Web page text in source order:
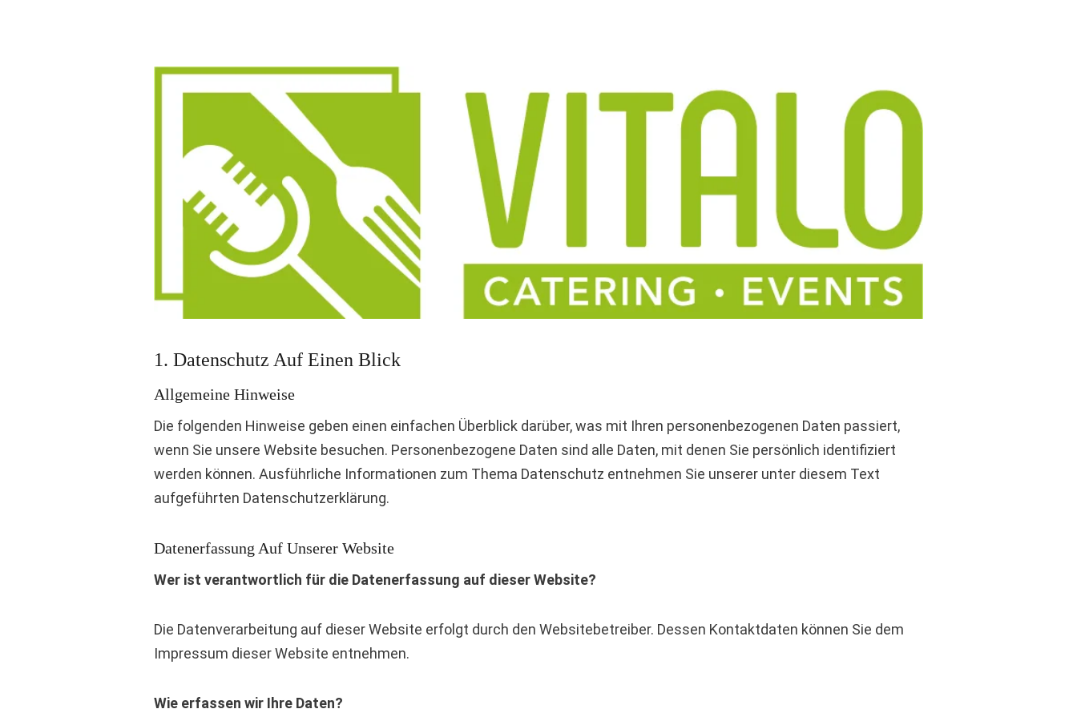
1. Datenschutz Auf Einen Blick
Allgemeine Hinweise
Die folgenden Hinweise geben einen einfachen Überblick darüber, was mit Ihren personenbezogenen Daten passiert,
wenn Sie unsere Website besuchen. Personenbezogene Daten sind alle Daten, mit denen Sie persönlich identifiziert
werden können. Ausführliche Informationen zum Thema Datenschutz entnehmen Sie unserer unter diesem Text
aufgeführten Datenschutzerklärung.
Datenerfassung Auf Unserer Website
Wer ist verantwortlich für die Datenerfassung auf dieser Website?
Die Datenverarbeitung auf dieser Website erfolgt durch den Websitebetreiber. Dessen Kontaktdaten können Sie dem
Impressum dieser Website entnehmen.
Wie erfassen wir Ihre Daten?